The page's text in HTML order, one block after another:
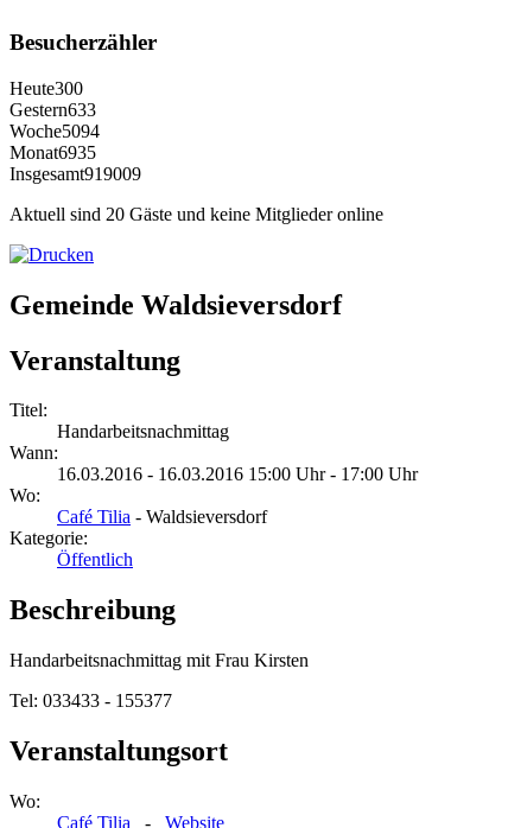
Besucherzähler
Heute300
Gestern633
Woche5094
Monat6935
Insgesamt919009
Aktuell sind 20 Gäste und keine Mitglieder online
Gemeinde Waldsieversdorf
Veranstaltung
Titel:
Handarbeitsnachmittag
Wann:
16.03.2016 - 16.03.2016 15:00 Uhr - 17:00 Uhr
Wo:
Café Tilia - Waldsieversdorf
Kategorie:
Öffentlich
Beschreibung
Handarbeitsnachmittag mit Frau Kirsten
Tel: 033433 - 155377
Veranstaltungsort
Wo:
Café Tilia - Website